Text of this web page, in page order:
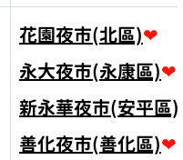
花園夜市(北區)❤
永大夜市(永康區)❤
新永華夜市(安平區)
善化夜市(善化區)❤